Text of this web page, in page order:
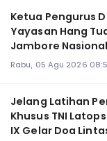
Ketua Pengurus
Yayasan Hang
Jambore Nasional
Rabu, 05 Agu 2026
Jelang Latihan
Khusus TNI
IX Gelar Doa